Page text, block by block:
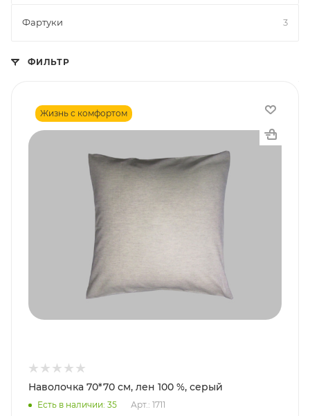
Фартуки 3
ФИЛЬТР
Жизнь с комфортом
Наволочка 70*70 см, лен 100 %, серый
Есть в наличии: 35 Арт.: 1711